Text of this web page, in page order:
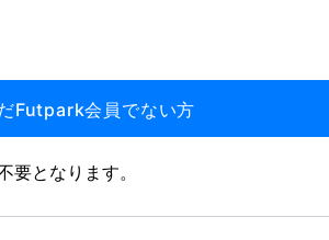
Futpark会員でない方
となります。